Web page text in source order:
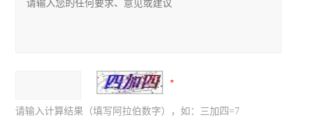
请输入计算结果（填写阿拉伯数字），如：三加四=7